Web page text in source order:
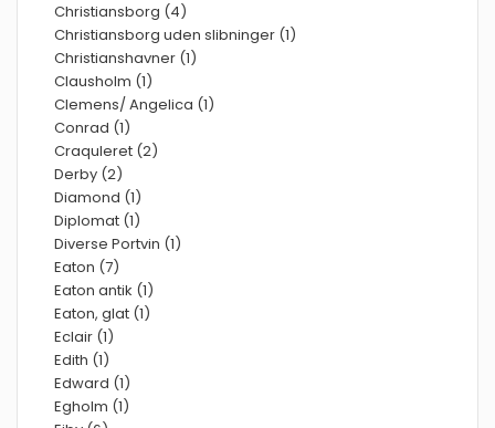
Christiansborg (4)
Christiansborg uden slibninger (1)
Christianshavner (1)
Clausholm (1)
Clemens/ Angelica (1)
Conrad (1)
Craquleret (2)
Derby (2)
Diamond (1)
Diplomat (1)
Diverse Portvin (1)
Eaton (7)
Eaton antik (1)
Eaton, glat (1)
Eclair (1)
Edith (1)
Edward (1)
Egholm (1)